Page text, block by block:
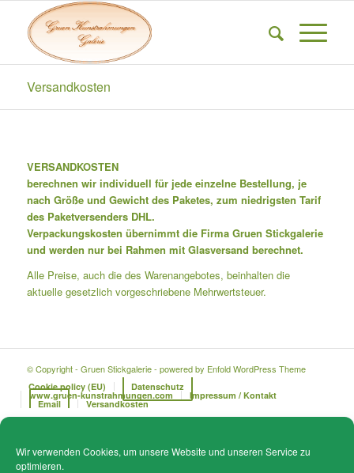
Wir verwenden Cookies, um unsere Website und unseren Service zu
optimieren.
Versandkosten
VERSANDKOSTEN
berechnen wir individuell für jede einzelne Bestellung, je
nach Größe und Gewicht des Paketes, zum niedrigsten Tarif
des Paketversenders DHL.
Verpackungskosten übernimmt die Firma Gruen Stickgalerie
und werden nur bei Rahmen mit Glasversand berechnet.
Alle Preise, auch die des Warenangebotes, beinhalten die
aktuelle gesetzlich vorgeschriebene Mehrwertsteuer.
© Copyright - Gruen Stickgalerie - powered by Enfold WordPress Theme
Cookie policy (EU) Datenschutz
www.gruen-kunstrahmungen.com Impressum / Kontakt
Email Versandkosten